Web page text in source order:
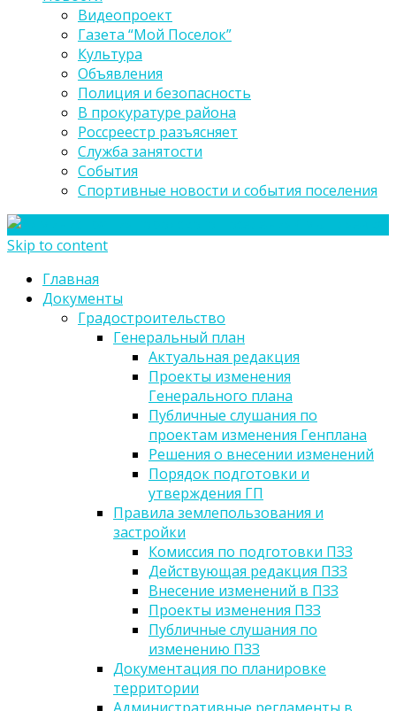
Видеопроект
Газета “Мой Поселок”
Культура
Объявления
Полиция и безопасность
В прокуратуре района
Россреестр разъясняет
Служба занятости
События
Спортивные новости и события поселения
Skip to content
Главная
Документы
Градостроительство
Генеральный план
Актуальная редакция
Проекты изменения
Генерального плана
Публичные слушания по
проектам изменения Генплана
Решения о внесении изменений
Порядок подготовки и
утверждения ГП
Правила землепользования и
застройки
Комиссия по подготовки ПЗЗ
Действующая редакция ПЗЗ
Внесение изменений в ПЗЗ
Проекты изменения ПЗЗ
Публичные слушания по
изменению ПЗЗ
Документация по планировке
территории